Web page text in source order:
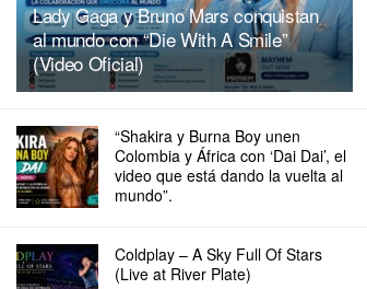
Lady Gaga y Bruno Mars conquistan
al mundo con “Die With A Smile”
(Video Oficial)
“Shakira y Burna Boy unen
Colombia y África con ‘Dai Dai’, el
video que está dando la vuelta al
mundo”.
Coldplay – A Sky Full Of Stars
(Live at River Plate)